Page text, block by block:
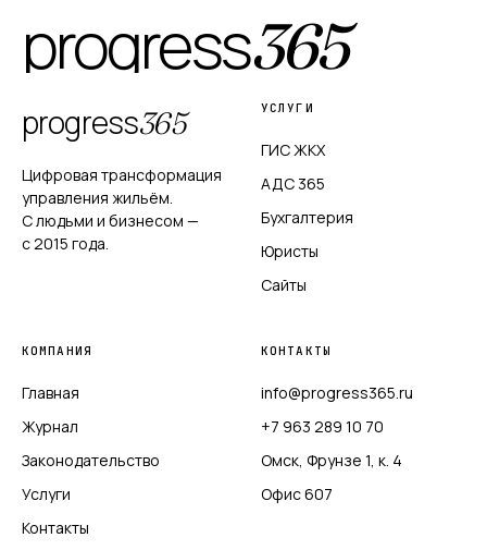
progress365
progress365
Цифровая трансформация
управления жильём.
С людьми и бизнесом —
с 2015 года.
УСЛУГИ
ГИС ЖКХ
АДС 365
Бухгалтерия
Юристы
Сайты
КОМПАНИЯ
Главная
Журнал
Законодательство
Услуги
Контакты
КОНТАКТЫ
info@progress365.ru
+7 963 289 10 70
Омск, Фрунзе 1, к. 4
Офис 607